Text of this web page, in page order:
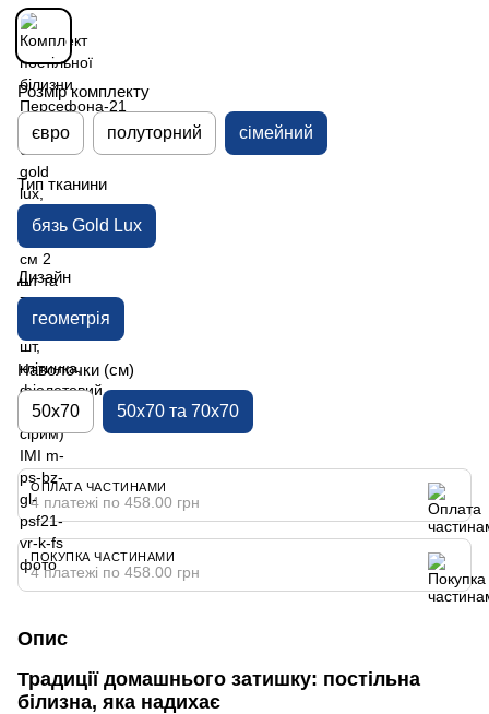
Розмір комплекту
євро полуторний сімейний
Тип тканини
бязь Gold Lux
Дизайн
геометрія
Наволочки (см)
50х70 50х70 та 70х70
ОПЛАТА ЧАСТИНАМИ
4 платежі по 458.00 грн
ПОКУПКА ЧАСТИНАМИ
4 платежі по 458.00 грн
Опис
Традиції домашнього затишку: постільна
білизна, яка надихає